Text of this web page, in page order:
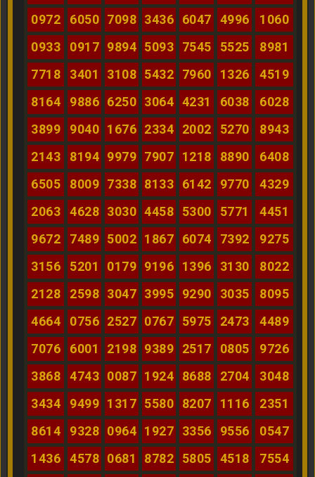
0972
6050 7098 3436 6047 4996
1060
0933
0917 9894 5093 7545 5525
8981
7718
3401 3108 5432 7960 1326
4519
8164
9886 6250 3064 4231 6038
6028
3899
9040 1676 2334 2002 5270
8943
2143
8194 9979 7907 1218 8890
6408
6505
8009 7338 8133 6142 9770
4329
2063
4628 3030 4458 5300 5771
4451
9672
7489 5002 1867 6074 7392
9275
3156
5201 0179 9196 1396 3130
8022
2128
2598 3047 3995 9290 3035
8095
4664
0756 2527 0767 5975 2473
4489
7076
6001 2198 9389 2517 0805
9726
3868
4743 0087 1924 8688 2704
3048
3434
9499 1317 5580 8207 1116
2351
8614
9328 0964 1927 3356 9556
0547
1436
4578 0681 8782 5805 4518
7554